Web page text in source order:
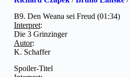
B9. Den Weana sei Freud (01:34)
Interpret:
Die 3 Grinzinger
Autor:
K. Schaffer
Spoiler-Titel